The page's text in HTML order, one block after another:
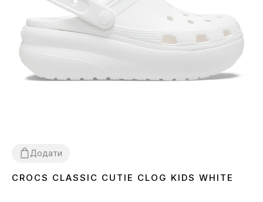
Додати
3031323334
CROCS CLASSIC CUTIE CLOG KIDS WHITE